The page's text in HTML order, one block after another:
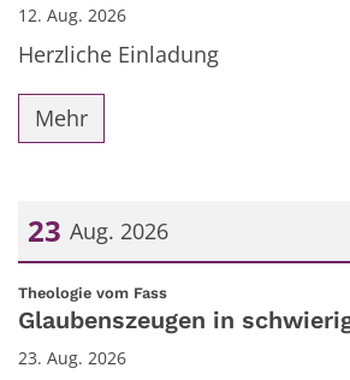
12. Aug. 2026
Herzliche Einladung
Mehr
23 Aug. 2026
Datum: 23. August 2026
Theologie vom Fass:
Glaubenszeugen in
23. Aug. 2026